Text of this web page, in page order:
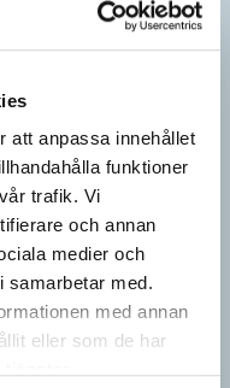
att anpassa innehållet
funktioner
trafik. Vi
och annan
medier och
samarbetar med.
med annan
eller som de har
används i regel
när sådana ­former